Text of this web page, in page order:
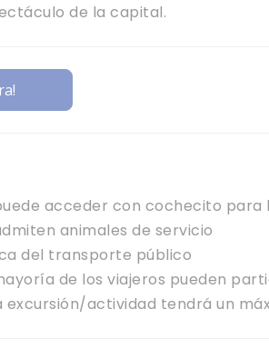
de la capital.
acceder con cochecito para
animales de servicio
del transporte público
de los viajeros pueden
excursión/actividad tendrá un